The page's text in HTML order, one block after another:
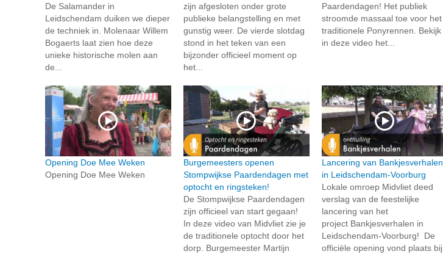
De Salamander in
Leidschendam duiken we dieper
de techniek in. Molenaar Willem
Bogaerts laat zien hoe deze
unieke historische molen aan
de...
zijn afgesloten onder grote
publieke belangstelling en met
gunstig weer. De vierde slotdag
stond in het teken van een
bijzonder officieel moment op
het...
Paardendagen! Het publiek
stroomde massaal toe voor het
traditionele Ponyrennen. Bekijk
in deze video het...
Opening Doe Mee Weken
Opening Doe Mee Weken
Burgemeesters openen
Stompwijkse Paardendagen met
optocht en ringsteken!
De Stompwijkse Paardendagen
zijn officieel van start gegaan!
In deze video van Midvliet zie je
de traditionele optocht door het
dorp. Burgemeester Martijn
Lancering van Bankjesverhalen
in Leidschendam-Voorburg
Lokale omroep Midvliet deed
verslag van de feestelijke
lancering van het
project Bankjesverhalen in
Leidschendam-Voorburg! De
officiële opening vond plaats bij